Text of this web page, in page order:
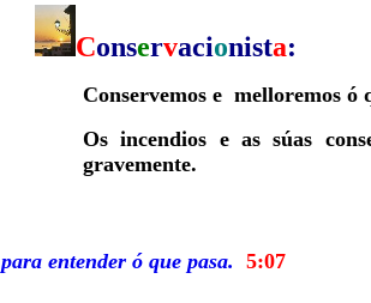
Conservacionista:
Conservemos e melloremos ó
Os incendios e as súas
gravemente.
para entender ó que pasa. 5:07